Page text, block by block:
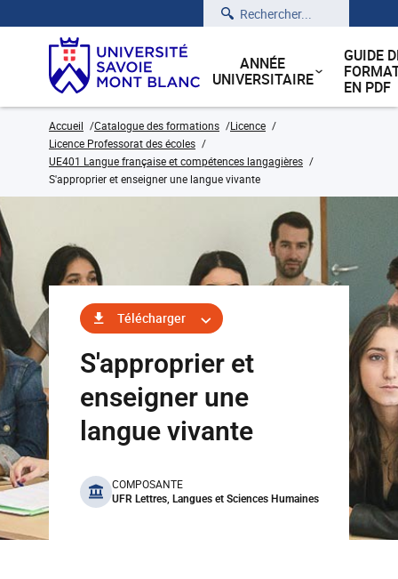
Rechercher
ANNÉE
UNIVERSITAIRE
GUIDE
EN PDF
Accueil Catalogue des formations
Licence
Licence Professorat des écoles
UE401 Langue française et compétences langagières
S'approprier et enseigner une langue vivante
Télécharger
S'approprier et
enseigner une
langue vivante
benefits
COMPOSANTE
UFR Lettres, Langues et Sciences Humaines